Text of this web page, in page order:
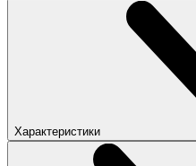
Характеристики